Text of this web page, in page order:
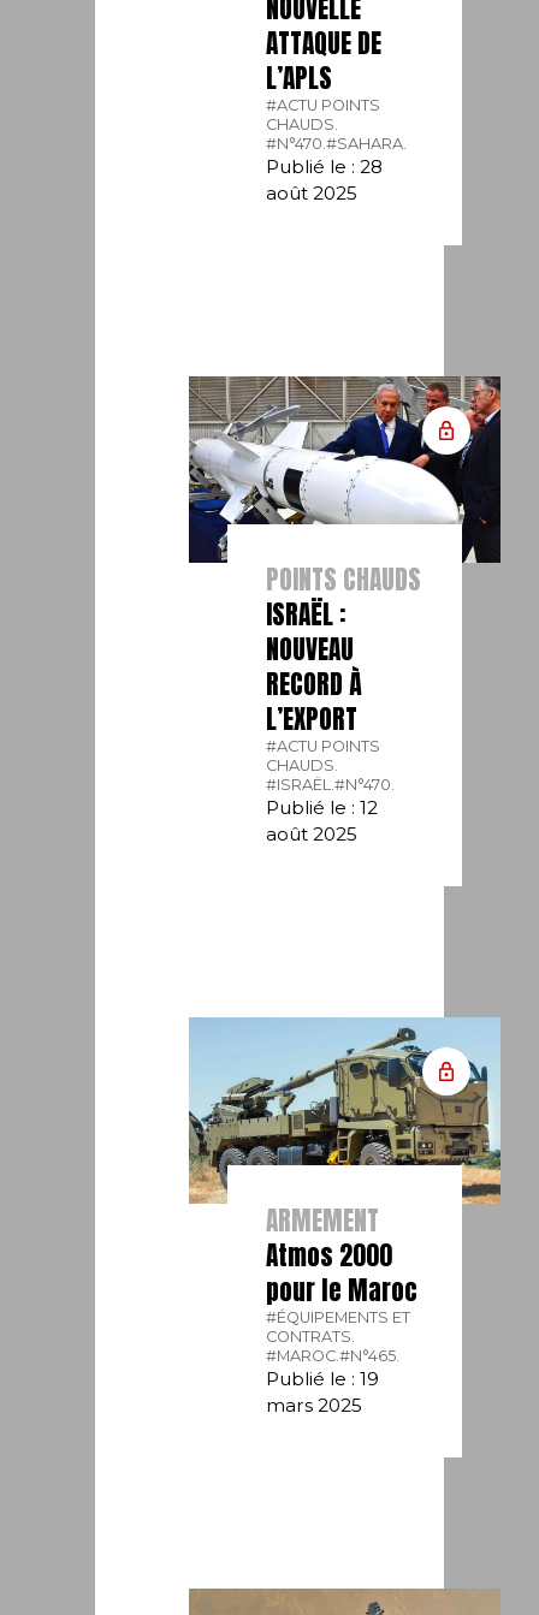
NOUVELLE
ATTAQUE DE
L’APLS
#ACTU POINTS
CHAUDS.
#N°470.#SAHARA.
Publié le : 28
août 2025
POINTS CHAUDS
ISRAËL :
NOUVEAU
RECORD À
L’EXPORT
#ACTU POINTS
CHAUDS.
#ISRAËL.#N°470.
Publié le : 12
août 2025
ARMEMENT
Atmos 2000
pour le Maroc
#ÉQUIPEMENTS ET
CONTRATS.
#MAROC.#N°465.
Publié le : 19
mars 2025